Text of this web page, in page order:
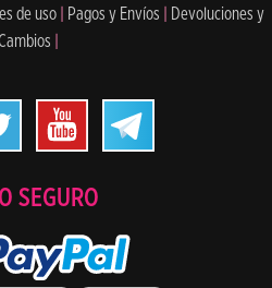
de uso Pagos y Envíos
Devoluciones y
SEGURO